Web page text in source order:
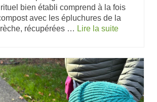
bien établi comprend à la fois
avec les épluchures de la
récupérées … Lire la suite